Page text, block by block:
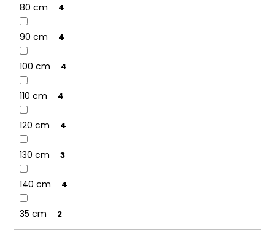
80 cm 4
90 cm 4
100 cm 4
110 cm 4
120 cm 4
130 cm 3
140 cm 4
35 cm 2